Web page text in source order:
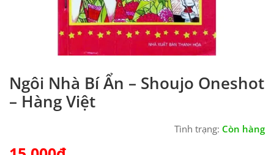
Ngôi Nhà Bí Ẩn – Shoujo Oneshot
– Hàng Việt
Tình trạng: Còn hàng